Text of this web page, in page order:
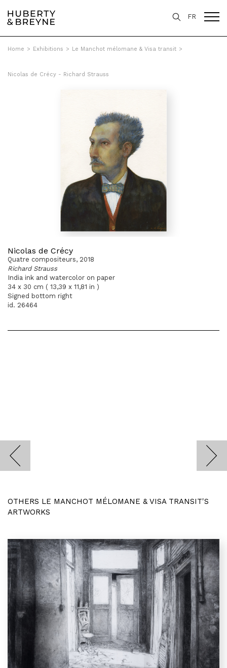
FR
Home > Exhibitions > Le Manchot mélomane & Visa transit >
Nicolas de Crécy - Richard Strauss
Nicolas de Crécy
Quatre compositeurs, 2018
Richard Strauss
India ink and watercolor on paper
34 x 30 cm ( 13,39 x 11,81 in )
Signed bottom right
id. 26464
OTHERS LE MANCHOT MÉLOMANE & VISA TRANSIT'S
ARTWORKS